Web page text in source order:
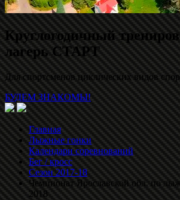
Круглогодичный
лагерь СТАРТ
Для спортсменов циклических видов
БУДЕМ ЗНАКОМЫ!
Главная
Лыжные гонки
Календари соревнований
Бег / кросс
Сезон 2017-18
Чемпионат Ярославской обл. по
2018